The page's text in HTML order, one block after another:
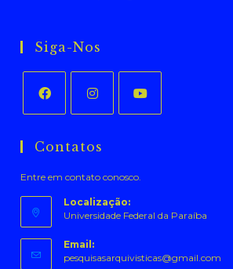
Siga-Nos
em
nova
aba
em
nova
aba
nova
aba
Contatos
Entre em contato conosco.
Localização:
Universidade Federal da Paraíba
Email:
pesquisasarquivisticas@gmail.com